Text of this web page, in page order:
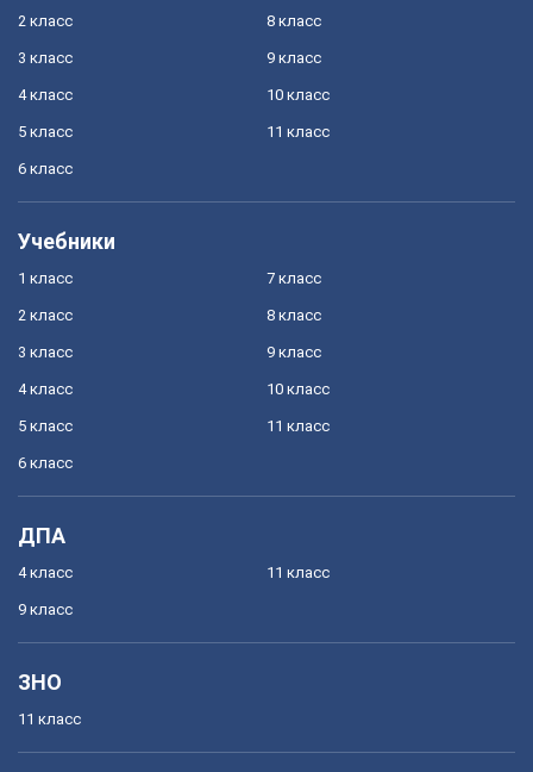
2 класс
3 класс
4 класс
5 класс
6 класс
8 класс
9 класс
10 класс
11 класс
Учебники
1 класс
2 класс
3 класс
4 класс
5 класс
6 класс
7 класс
8 класс
9 класс
10 класс
11 класс
ДПА
4 класс
9 класс
11 класс
ЗНО
11 класс